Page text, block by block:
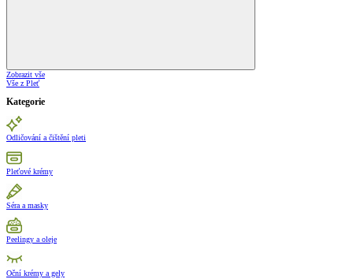
Zobrazit vše
Vše z Pleť
Kategorie
Odličování a čištění pleti
Pleťové krémy
Séra a masky
Peelingy a oleje
Oční krémy a gely